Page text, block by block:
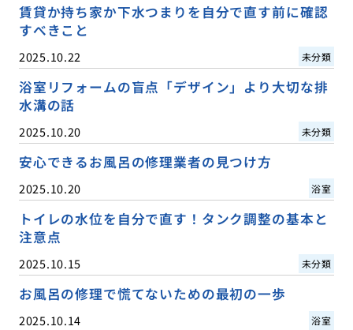
賃貸か持ち家か下水つまりを自分で直す前に確認
すべきこと
2025.10.22 未分類
浴室リフォームの盲点「デザイン」より大切な排
水溝の話
2025.10.20 未分類
安心できるお風呂の修理業者の見つけ方
2025.10.20 浴室
トイレの水位を自分で直す！タンク調整の基本と
注意点
2025.10.15 未分類
お風呂の修理で慌てないための最初の一歩
2025.10.14 浴室